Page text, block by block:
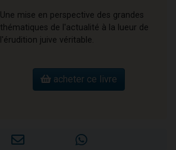
Une mise en perspective des grandes
thématiques de l'actualité à la lueur de
l'érudition juive véritable.
acheter ce livre